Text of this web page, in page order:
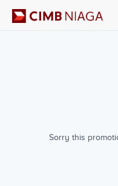
Sorry this